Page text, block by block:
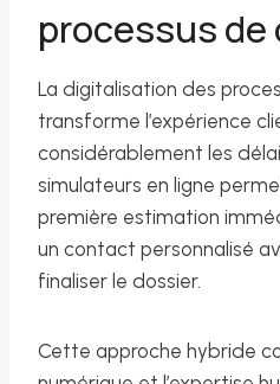
processus de
La digitalisation des
transforme l’expérience
considérablement les
simulateurs en ligne
première estimation
un contact personnalisé
finaliser le dossier.
Cette approche hybride